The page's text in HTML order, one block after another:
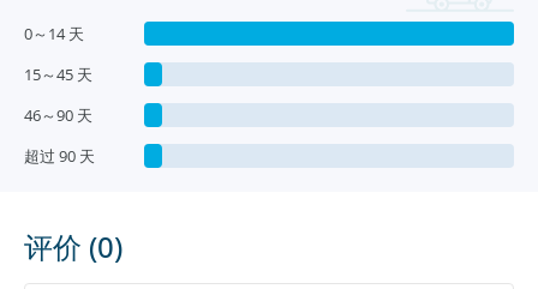
0～14 天
15～45 天
46～90 天
超过 90 天
评价 (0)